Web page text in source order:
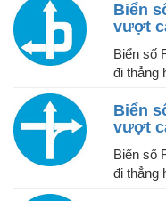
Biển
vượt
Biển số
đi thẳng
Biển
vượt
Biển số
đi thẳng